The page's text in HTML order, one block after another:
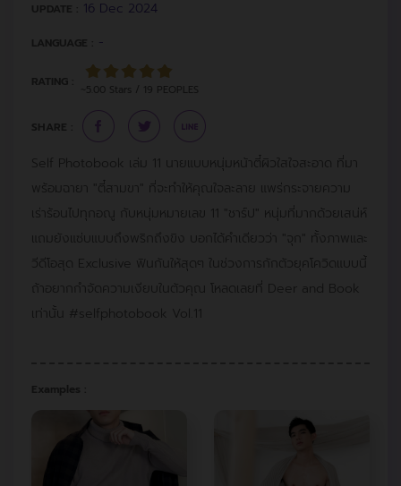
UPDATE : 16 Dec 2024
LANGUAGE : -
RATING :
~5.00 Stars / 19 PEOPLES
SHARE :
Self Photobook เล่ม 11 นายแบบหนุ่มหน้าตี๋ผิวใสใจสะอาด ที่มา
พร้อมฉายา "ตี๋สามขา" ที่จะทำให้คุณใจละลาย แพร่กระจายความ
เร่าร้อนไปทุกอณู กับหนุ่มหมายเลข 11 "ชาร์ป" หนุ่มที่มากด้วยเสน่ห์
แถมยังแซ่บแบบถึงพริกถึงขิง บอกได้คำเดียวว่า "จุก" ทั้งภาพและ
วีดีโอสุด Exclusive ฟินกันให้สุดๆ ในช่วงการกักตัวยุคโควิดแบบนี้
ถ้าอยากกำจัดความเงียบในตัวคุณ โหลดเลยที่ Deer and Book
เท่านั้น #selfphotobook Vol.11
Examples :